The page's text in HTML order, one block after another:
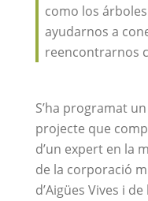
como los
ayudarnos a
reencontrarnos
S’ha programat
projecte que
d’un expert en la
de la corporació
d’Aigües Vives i